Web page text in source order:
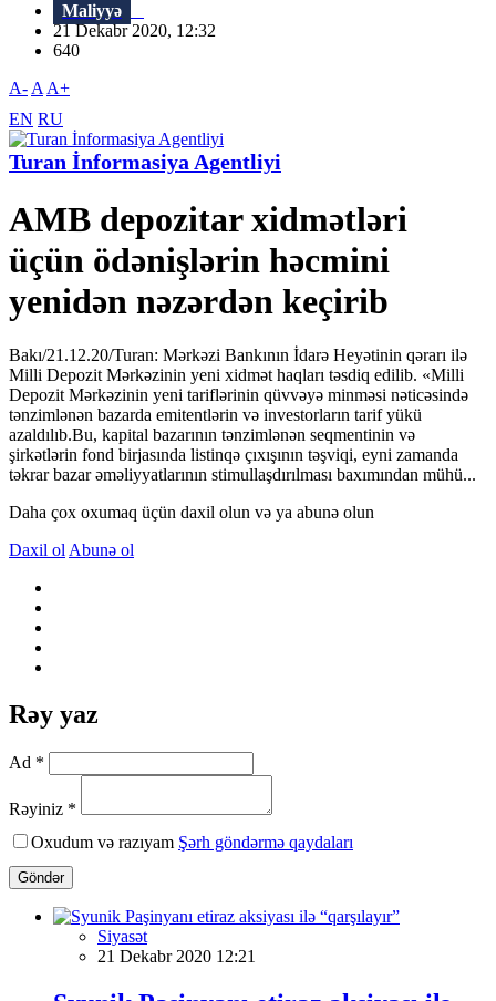
Maliyyə
21 Dekabr 2020, 12:32
640
A- A A+
EN RU
Turan İnformasiya Agentliyi
AMB depozitar xidmətləri
üçün ödənişlərin həcmini
yenidən nəzərdən keçirib
Bakı/21.12.20/Turan: Mərkəzi Bankının İdarə Heyətinin qərarı ilə
Milli Depozit Mərkəzinin yeni xidmət haqları təsdiq edilib. «Milli
Depozit Mərkəzinin yeni tariflərinin qüvvəyə minməsi nəticəsində
tənzimlənən bazarda emitentlərin və investorların tarif yükü
azaldılıb.Bu, kapital bazarının tənzimlənən seqmentinin və
şirkətlərin fond birjasında listinqə çıxışının təşviqi, eyni zamanda
təkrar bazar əməliyyatlarının stimullaşdırılması baxımından mühü...
Daha çox oxumaq üçün daxil olun və ya abunə olun
Daxil ol Abunə ol
Rəy yaz
Ad *
Rəyiniz *
Oxudum və razıyam Şərh göndərmə qaydaları
Göndər
Siyasət
21 Dekabr 2020 12:21